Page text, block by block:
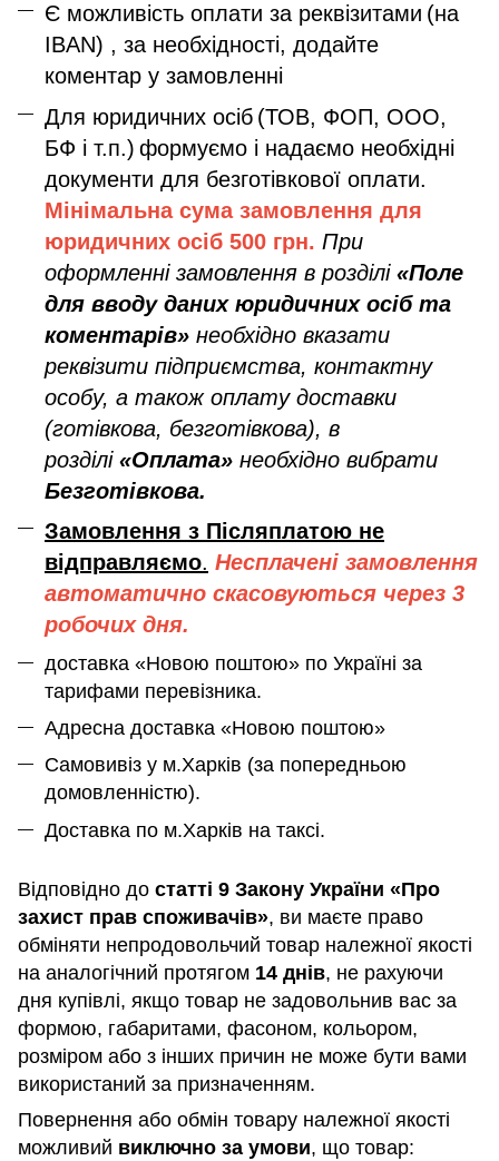
Є можливість оплати за реквізитами (на
IBAN) , за необхідності, додайте
коментар у замовленні
Для юридичних осіб (ТОВ, ФОП, ООО,
БФ і т.п.) формуємо і надаємо необхідні
документи для безготівкової оплати.
Мінімальна сума замовлення для
юридичних осіб 500 грн. При
оформленні замовлення в розділі «Поле
для вводу даних юридичних осіб та
коментарів» необхідно вказати
реквізити підприємства, контактну
особу, а також оплату доставки
(готівкова, безготівкова), в
розділі «Оплата» необхідно вибрати
Безготівкова.
Замовлення з Післяплатою не
відправляємо. Несплачені замовлення
автоматично скасовуються через 3
робочих дня.
доставка «Новою поштою» по Україні за
тарифами перевізника.
Адресна доставка «Новою поштою»
Самовивіз у м.Харків (за попередньою
домовленністю).
Доставка по м.Харків на таксі.
Відповідно до статті 9 Закону України «Про
захист прав споживачів», ви маєте право
обміняти непродовольчий товар належної якості
на аналогічний протягом 14 днів, не рахуючи
дня купівлі, якщо товар не задовольнив вас за
формою, габаритами, фасоном, кольором,
розміром або з інших причин не може бути вами
використаний за призначенням.
Повернення або обмін товару належної якості
можливий виключно за умови, що товар: